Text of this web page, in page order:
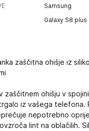
Samsung
Galaxy S8 plus
zaščitna ohišje iz
zaščitnem ohišju v
iz vašega telefona.
nepotrebno
lint na oblačilih.